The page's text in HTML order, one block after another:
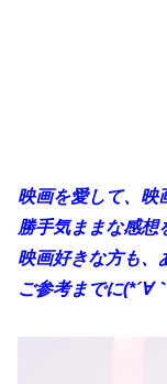
映画を愛して、映
勝手気ままな感
映画好きな方も、
ご参考までに(*´∀